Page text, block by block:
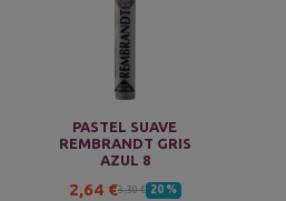
PASTEL SUAVE
REMBRANDT GRIS
AZUL 8
2,64 €3,30 € 20 %